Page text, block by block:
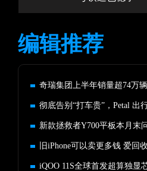
编辑推荐
奇瑞集团上半年销量超74万
彻底告别“打车贵”，Petal 出
新款拯救者Y700平板本月末
旧iPhone可以卖更多钱 爱回
iQOO 11S全球首发超算独显